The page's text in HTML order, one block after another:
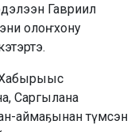
Гавриил
олоҥхону
Хабырыыс
Саргылана
аймаҕынан түмсэн